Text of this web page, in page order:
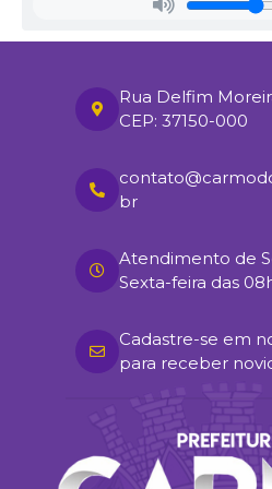
R$ 12.500,00 (Doze mil
Realização de Vistoria Predial Geral,
Levantamento e Registro de Danos e
das Características e Condições
no Termo de Referência.
Fundamentação Legal:
Publique-se!
Lenise Maria de Souza
Rua Delfim
CEP: 37150-000
br
Atendimento de
Sexta-feira das
Cadastre-se em
para receber